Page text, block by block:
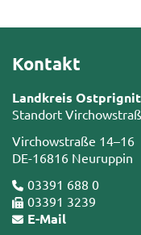
Kontakt
Landkreis
Standort
Virchowstraße 14–16
DE-16816 Neuruppin
03391 688 0
03391 3239
E-Mail